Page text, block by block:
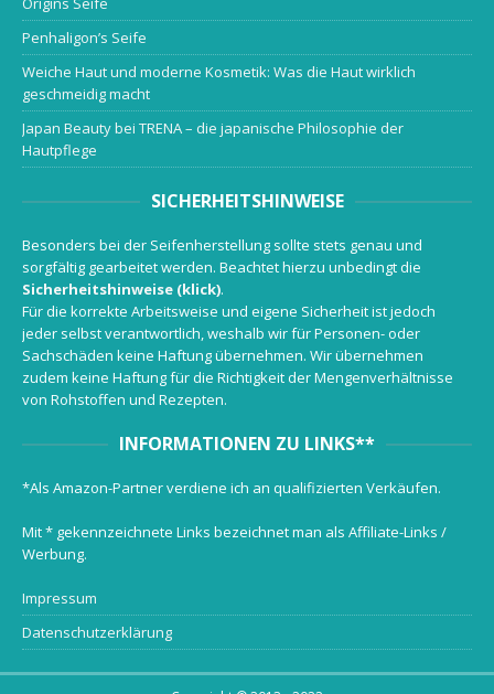
Penhaligon’s Seife
Weiche Haut und moderne Kosmetik: Was die Haut wirklich
geschmeidig macht
Japan Beauty bei TRENA – die japanische Philosophie der
Hautpflege
SICHERHEITSHINWEISE
Besonders bei der Seifenherstellung sollte stets genau und
sorgfältig gearbeitet werden. Beachtet hierzu unbedingt die
Sicherheitshinweise (klick).
Für die korrekte Arbeitsweise und eigene Sicherheit ist jedoch
jeder selbst verantwortlich, weshalb wir für Personen- oder
Sachschäden keine Haftung übernehmen. Wir übernehmen
zudem keine Haftung für die Richtigkeit der Mengenverhältnisse
von Rohstoffen und Rezepten.
INFORMATIONEN ZU LINKS**
*Als Amazon-Partner verdiene ich an qualifizierten Verkäufen.
Mit * gekennzeichnete Links bezeichnet man als Affiliate-Links /
Werbung.
Impressum
Datenschutzerklärung